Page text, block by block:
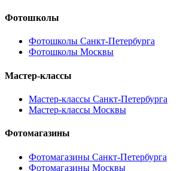
Фотошколы
Фотошколы Санкт-Петербурга
Фотошколы Москвы
Мастер-классы
Мастер-классы Санкт-Петербурга
Мастер-классы Москвы
Фотомагазины
Фотомагазины Санкт-Петербурга
Фотомагазины Москвы